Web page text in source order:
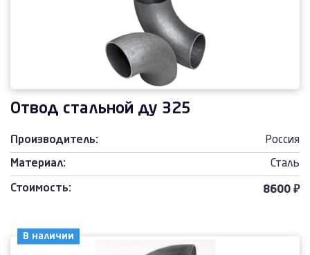
Отвод стальной ду 325
Производитель: Россия
Материал: Сталь
Стоимость: 8600 ₽
В наличии